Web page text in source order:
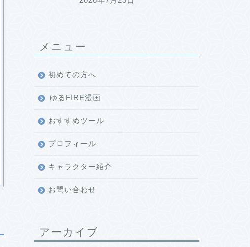
メニュー
初めての方へ
ゆるFIRE漫画
おすすめツール
プロフィール
キャラクター紹介
お問い合わせ
アーカイブ